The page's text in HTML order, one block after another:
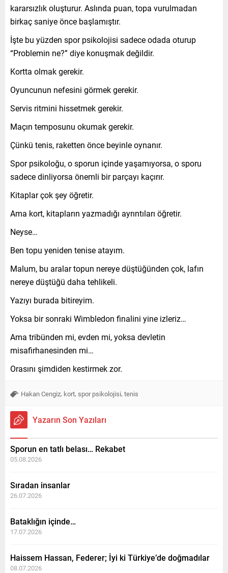
kararsızlık oluşturur. Aslında puan, topa vurulmadan
birkaç saniye önce başlamıştır.
İşte bu yüzden spor psikolojisi sadece odada oturup
“Problemin ne?” diye konuşmak değildir.
Kortta olmak gerekir.
Oyuncunun nefesini görmek gerekir.
Servis ritmini hissetmek gerekir.
Maçın temposunu okumak gerekir.
Çünkü tenis, raketten önce beyinle oynanır.
Spor psikoloğu, o sporun içinde yaşamıyorsa, o sporu
sadece dinliyorsa önemli bir parçayı kaçırır.
Kitaplar çok şey öğretir.
Ama kort, kitapların yazmadığı ayrıntıları öğretir.
Neyse…
Ben topu yeniden tenise atayım.
Malum, bu aralar topun nereye düştüğünden çok, lafın
nereye düştüğü daha tehlikeli.
Yazıyı burada bitireyim.
Yoksa bir sonraki Wimbledon finalini yine izleriz…
Ama tribünden mi, evden mi, yoksa devletin
misafirhanesinden mi…
Orasını şimdiden kestirmek zor.
Hakan Cengiz, kort, spor psikolojisi, tenis
Yazarın Son Yazıları
Sporun en tatlı belası… Rekabet
05.08.2026
Sıradan insanlar
26.07.2026
Bataklığın içinde…
17.07.2026
Haissem Hassan, Federer; İyi ki Türkiye’de doğmadılar
08.07.2026